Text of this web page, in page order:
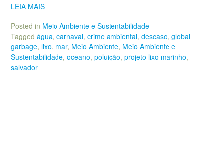
LEIA MAIS
Posted in Meio Ambiente e Sustentabilidade
Tagged água, carnaval, crime ambiental, descaso, global
garbage, lixo, mar, Meio Ambiente, Meio Ambiente e
Sustentabilidade, oceano, poluição, projeto lixo marinho,
salvador